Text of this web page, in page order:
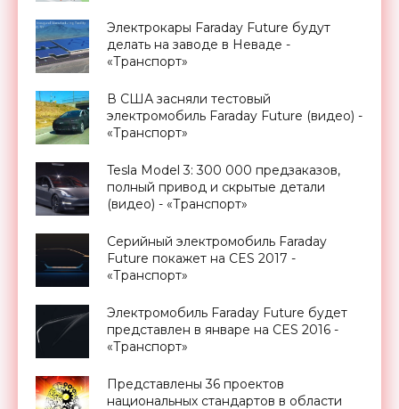
Электрокары Faraday Future будут
делать на заводе в Неваде -
«Транспорт»
В США засняли тестовый
электромобиль Faraday Future (видео) -
«Транспорт»
Tesla Model 3: 300 000 предзаказов,
полный привод и скрытые детали
(видео) - «Транспорт»
Серийный электромобиль Faraday
Future покажет на CES 2017 -
«Транспорт»
Электромобиль Faraday Future будет
представлен в январе на CES 2016 -
«Транспорт»
Представлены 36 проектов
национальных стандартов в области